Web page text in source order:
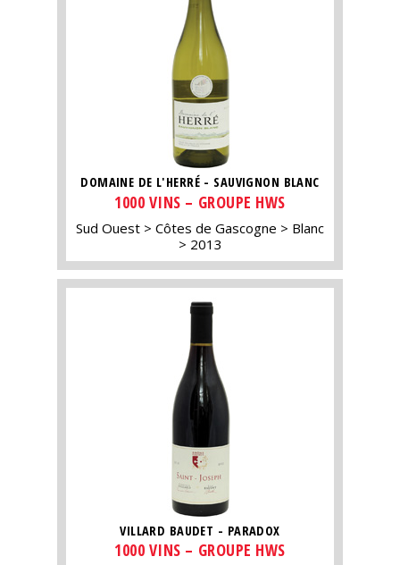
DOMAINE DE L'HERRÉ - SAUVIGNON BLANC
1000 VINS – GROUPE HWS
Sud Ouest Côtes de Gascogne
Blanc
2013
VILLARD BAUDET - PARADOX
1000 VINS – GROUPE HWS